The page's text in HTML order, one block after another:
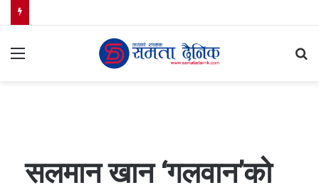
सलमान खान ‘गलवान’को